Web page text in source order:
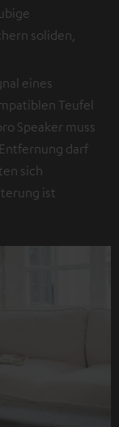
soliden,
eines
Teufel
Speaker muss
darf
sich
ist